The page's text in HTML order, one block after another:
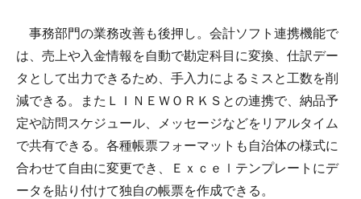
事務部門の業務改善も後押し。会計ソフト連携機能で
は、売上や入金情報を自動で勘定科目に変換、仕訳デー
タとして出力できるため、手入力によるミスと工数を削
減できる。またＬＩＮＥＷＯＲＫＳとの連携で、納品予
定や訪問スケジュール、メッセージなどをリアルタイム
で共有できる。各種帳票フォーマットも自治体の様式に
合わせて自由に変更でき、Ｅｘｃｅｌテンプレートにデ
ータを貼り付けて独自の帳票を作成できる。